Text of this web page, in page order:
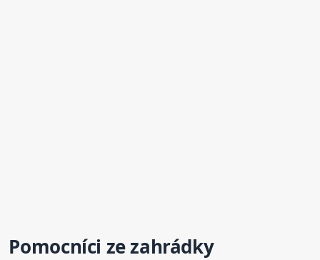
Pomocníci ze zahrádky